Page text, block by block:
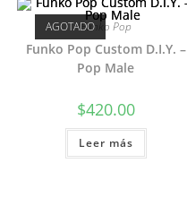
AGOTADOFunko Pop
Funko Pop Custom D.I.Y. –
Pop Male
$420.00
Leer más